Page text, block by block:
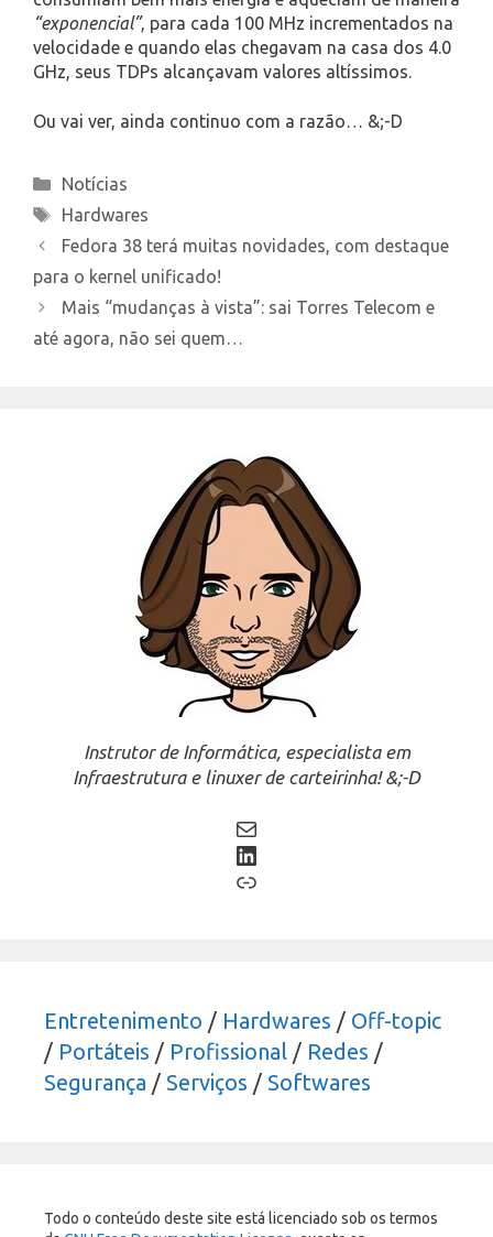
“exponencial”, para cada 100 MHz incrementados na
velocidade e quando elas chegavam na casa dos 4.0
GHz, seus TDPs alcançavam valores altíssimos.
Ou vai ver, ainda continuo com a razão… &;-D
Categories
Notícias
Tags
Hardwares
Fedora 38 terá muitas novidades, com destaque
para o kernel unificado!
Mais “mudanças à vista”: sai Torres Telecom e
até agora, não sei quem…
Instrutor de Informática, especialista em
Infraestrutura e linuxer de carteirinha! &;-D
Mail
LinkedIn
Link
Entretenimento / Hardwares / Off-topic
/ Portáteis / Profissional / Redes /
Segurança / Serviços / Softwares
Todo o conteúdo deste site está licenciado sob os termos